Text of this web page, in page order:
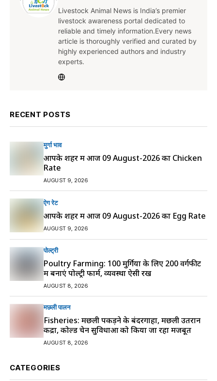
Livestock Animal News is India’s premier
livestock awareness portal dedicated to
reliable and timely information.Every news
article is thoroughly verified and curated by
highly experienced authors and industry
experts.
RECENT POSTS
मुर्गा भाव
आपके शहर में आज 09 August-2026 का Chicken
Rate
AUGUST 9, 2026
ऐग रेट
आपके शहर में आज 09 August-2026 का Egg Rate
AUGUST 9, 2026
पोल्ट्री
Poultry Farming: 100 मुर्गियों के लिए 200 वर्गफीट
में बनाएं पोल्ट्री फार्म, व्यवस्था ऐसी रखें
AUGUST 8, 2026
मछली पालन
Fisheries: मछली पकड़ने के बंदरगाहों, मछली उतरान
केंद्रों, कोल्ड चेन सुविधाओं को किया जा रहा मजबूत
AUGUST 8, 2026
CATEGORIES